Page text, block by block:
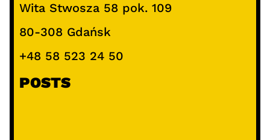
Wita Stwosza 58 pok. 109
80-308 Gdańsk
+48 58 523 24 50
POSTS